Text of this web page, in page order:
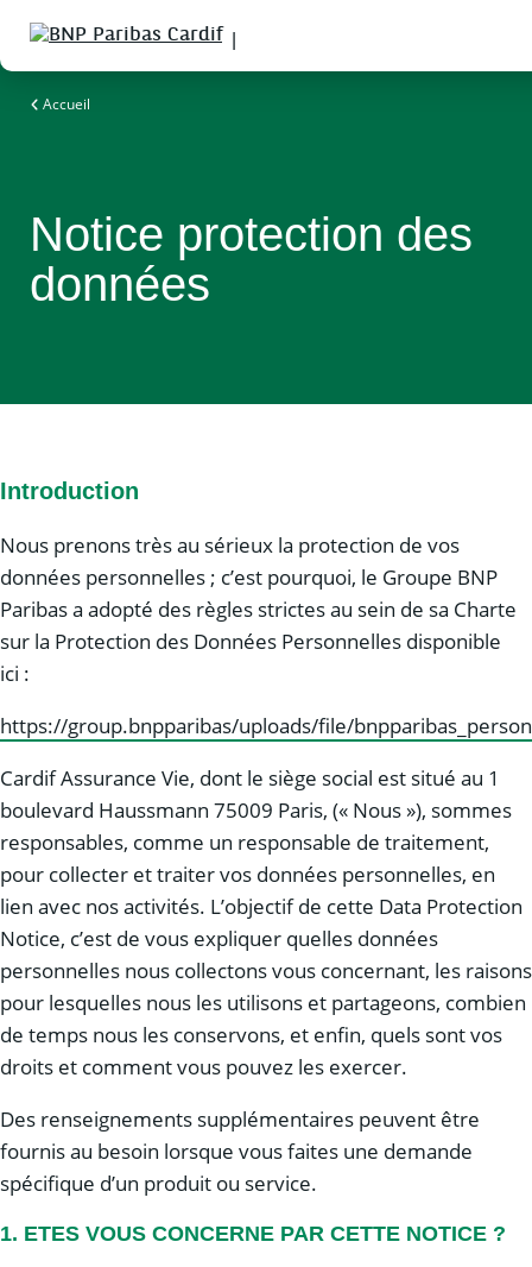
Mieux s'informer, mieux s'alimenter
Accueil
Notice protection des
données
Introduction
Nous prenons très au sérieux la protection de vos
données personnelles ; c’est pourquoi, le Groupe BNP
Paribas a adopté des règles strictes au sein de sa Charte
sur la Protection des Données Personnelles disponible
ici :
https://group.bnpparibas/uploads/file/
Cardif Assurance Vie, dont le siège social est situé au 1
boulevard Haussmann 75009 Paris, (« Nous »), sommes
responsables, comme un responsable de traitement,
pour collecter et traiter vos données personnelles, en
lien avec nos activités. L’objectif de cette Data Protection
Notice, c’est de vous expliquer quelles données
personnelles nous collectons vous concernant, les raisons
pour lesquelles nous les utilisons et partageons, combien
de temps nous les conservons, et enfin, quels sont vos
droits et comment vous pouvez les exercer.
Des renseignements supplémentaires peuvent être
fournis au besoin lorsque vous faites une demande
spécifique d’un produit ou service.
1. ETES VOUS CONCERNE PAR CETTE NOTICE ?